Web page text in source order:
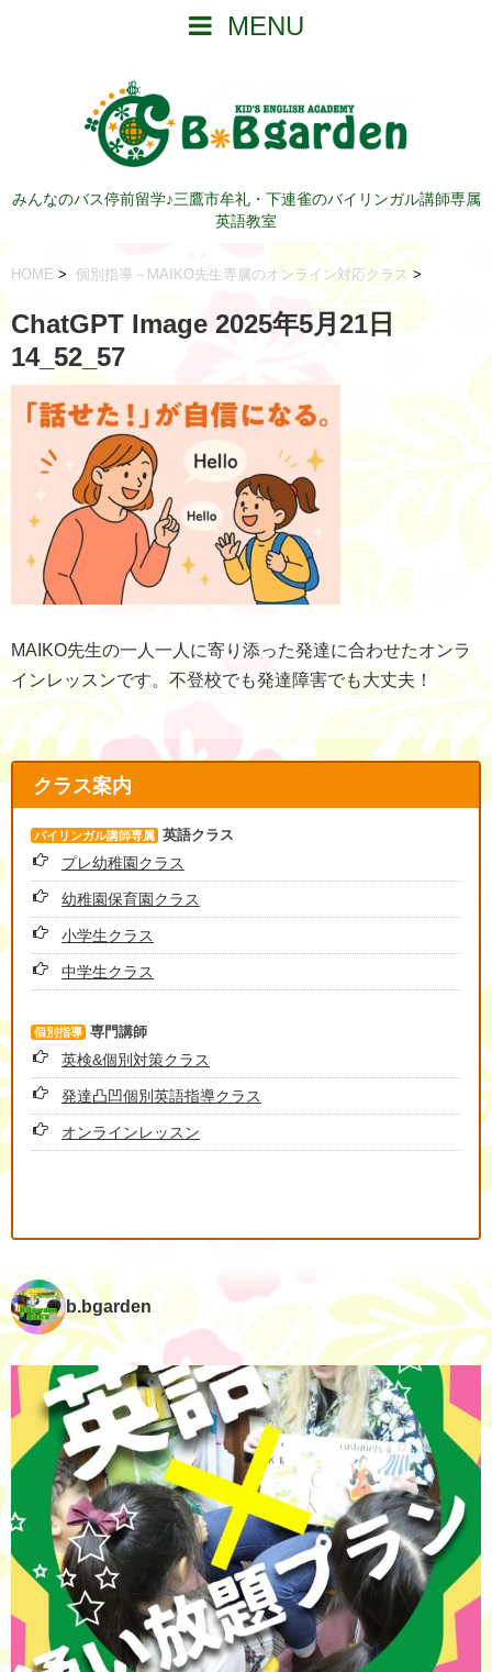
MENU
みんなのバス停前留学♪三鷹市牟礼・下連雀のバイリンガル講師専属
英語教室
HOME > 個別指導－MAIKO先生専属のオンライン対応クラス >
ChatGPT Image 2025年5月21日
14_52_57
MAIKO先生の一人一人に寄り添った発達に合わせたオンラ
インレッスンです。不登校でも発達障害でも大丈夫！
クラス案内
バイリンガル講師専属 英語クラス
プレ幼稚園クラス
幼稚園保育園クラス
小学生クラス
中学生クラス
個別指導 専門講師
英検&個別対策クラス
発達凸凹個別英語指導クラス
オンラインレッスン
b.bgarden